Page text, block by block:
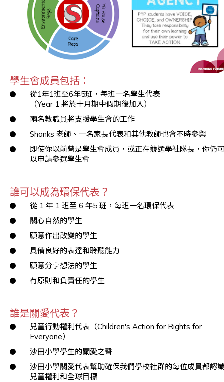
學生會成員包括：
從1年1班至6年5班，每班一名學生代表
（Year 1 將於十月期中假期後加入）
兩名教職員將支援學生會的工作
Shanks 老師、一名家長代表和其他教師也會不時參與
即使你以前曾是學生會成員，或正在競選學社隊長，你仍
以申請參選學生會
誰可以成為環保代表？
從 1 年 1 班至 6 年5 班，每班一名環保代表
關心自然的學生
願意作出改變的學生
具備良好的表達和聆聽能力
願意分享想法的學生
有原則和負責任的學生
誰是關愛代表？
兒童行動權利代表（Children's Action for Rights for
Everyone）
沙田小學學生的關愛之聲
沙田小學關愛代表幫助確保我們學校社群的每位成員都認
兒童權利和全球目標